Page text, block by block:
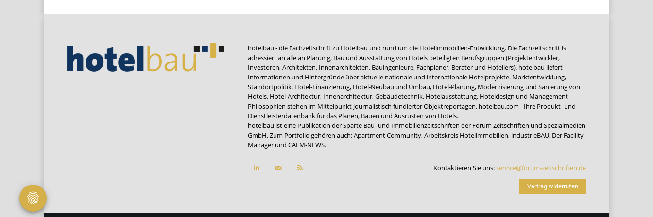
hotelbau - die Fachzeitschrift zu Hotelbau und rund um die Hotelimmobilien-Entwicklung. Die Fachzeitschrift ist
adressiert an alle an Planung, Bau und Ausstattung von Hotels beteiligten Berufsgruppen (Projektentwickler,
Investoren, Architekten, Innenarchitekten, Bauingenieure, Fachplaner, Berater und Hoteliers). hotelbau liefert
Informationen und Hintergründe über aktuelle nationale und internationale Hotelprojekte. Marktentwicklung,
Standortpolitik, Hotel-Finanzierung, Hotel-Neubau und Umbau, Hotel-Planung, Modernisierung und Sanierung von
Hotels, Hotel-Architektur, Innenarchitektur, Gebäudetechnik, Hotelausstattung, Hoteldesign und Management-
Philosophien stehen im Mittelpunkt journalistisch fundierter Objektreportagen. hotelbau.com - Ihre Produkt- und
Dienstleisterdatenbank für das Planen, Bauen und Ausrüsten von Hotels.
hotelbau ist eine Publikation der Sparte Bau- und Immobilienzeitschriften der Forum Zeitschriften und Spezialmedien
GmbH. Zum Portfolio gehören auch:Apartment Community,Arbeitskreis Hotelimmobilien, industrieBAU, Der Facility
Manager und CAFM-NEWS.
Kontaktieren Sie uns:service@forum-zeitschriften.de
Vertrag widerrufen